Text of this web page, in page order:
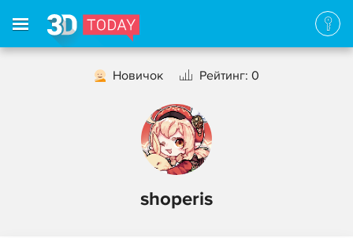
Новичок Рейтинг: 0
shoperis